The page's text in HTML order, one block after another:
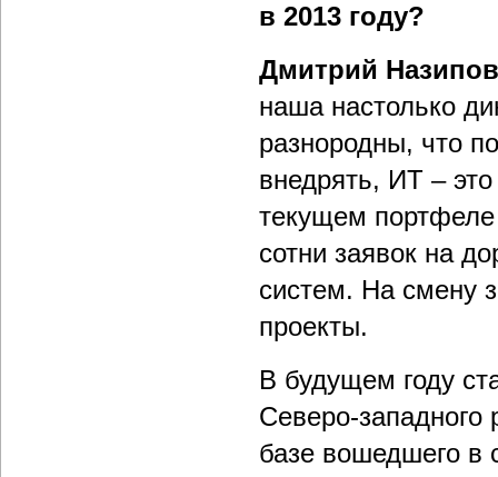
в 2013 году?
Дмитрий
наша настолько
разнородны, что
внедрять, ИТ –
текущем портфеле
сотни заявок на
систем. На смену
проекты.
В будущем году
Северо-западного
базе вошедшего в